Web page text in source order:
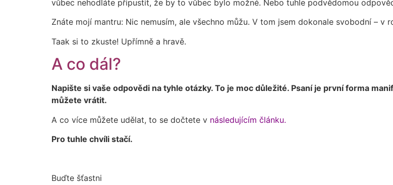
vůbec nehodláte připustit, že by to vůbec bylo možné. Nebo tuhle podvědomou
Znáte mojí mantru: Nic nemusím, ale všechno můžu. V tom jsem dokonale svobodní – v
Taak si to zkuste! Upřímně a hravě.
A co dál?
Napište si vaše odpovědi na tyhle otázky. To je moc důležité. Psaní je první forma
můžete vrátit.
A co více můžete udělat, to se dočtete v následujícím článku.
Pro tuhle chvíli stačí.
Buďte šťastni